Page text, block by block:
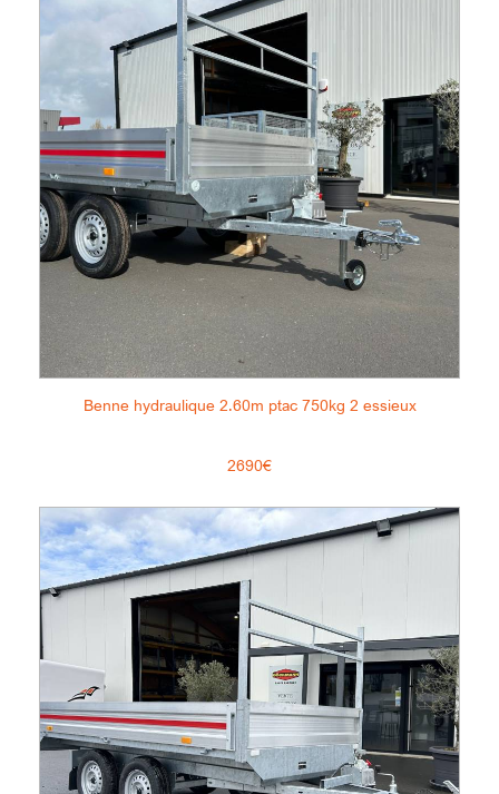
Benne hydraulique 2.60m ptac 750kg 2 essieux
2690€